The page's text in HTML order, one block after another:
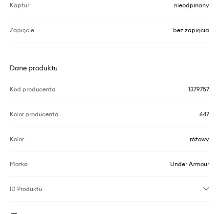
Kaptur nieodpinany
Zapięcie bez zapięcia
Dane produktu
Kod producenta 1379757
Kolor producenta 647
Kolor różowy
Marka Under Armour
ID Produktu